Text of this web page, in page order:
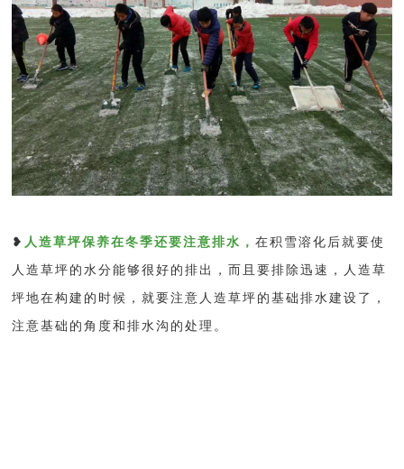
❥ 人造草坪保养在冬季还要注意排水，在积雪溶化后就要使
人造草坪的水分能够很好的排出，而且要排除迅速，人造草
坪地在构建的时候，就要注意人造草坪的基础排水建设了，
注意基础的角度和排水沟的处理。